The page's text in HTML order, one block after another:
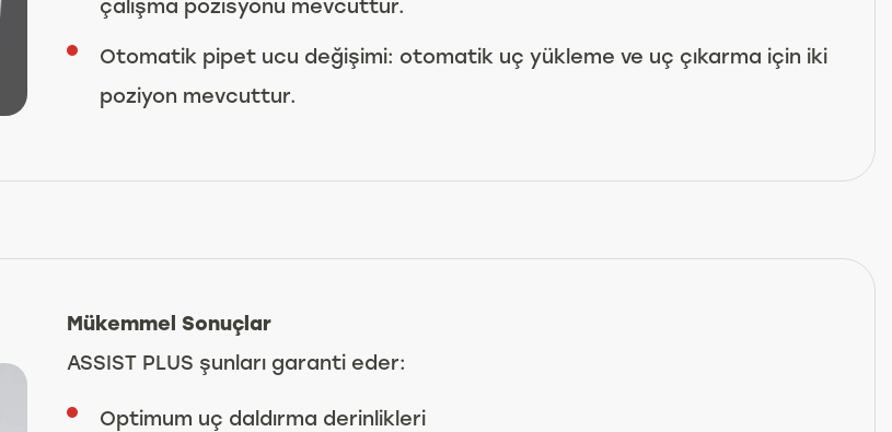
çalışma pozisyonu mevcuttur.
Otomatik pipet ucu değişimi: otomatik uç yükleme ve uç çıkarma için iki
poziyon mevcuttur.
Mükemmel Sonuçlar
ASSIST PLUS şunları garanti eder:
Optimum uç daldırma derinlikleri